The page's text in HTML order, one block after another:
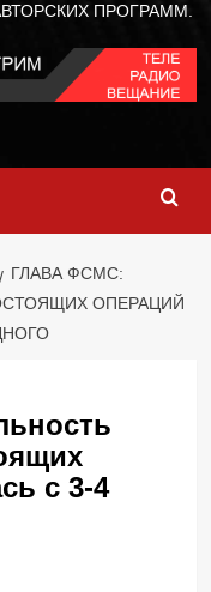
ПРОГРАММ.
ГЛАВА ФСМС:
ОПЕРАЦИЙ
с 3-4